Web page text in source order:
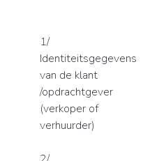
1/
Identiteitsgegevens
van de klant
/opdrachtgever
(verkoper of
verhuurder)